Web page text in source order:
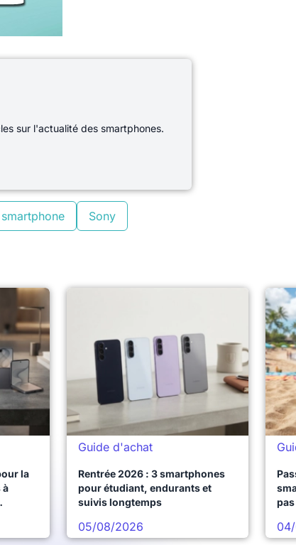
sur l'actualité des smartphones.
Sony
la
à
Guide d'achat
Rentrée 2026 : 3 smartphones
pour étudiant, endurants et
suivis longtemps
05/08/2026